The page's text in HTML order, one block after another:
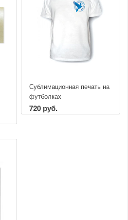
Сублимационная печать на
футболках
720 руб.